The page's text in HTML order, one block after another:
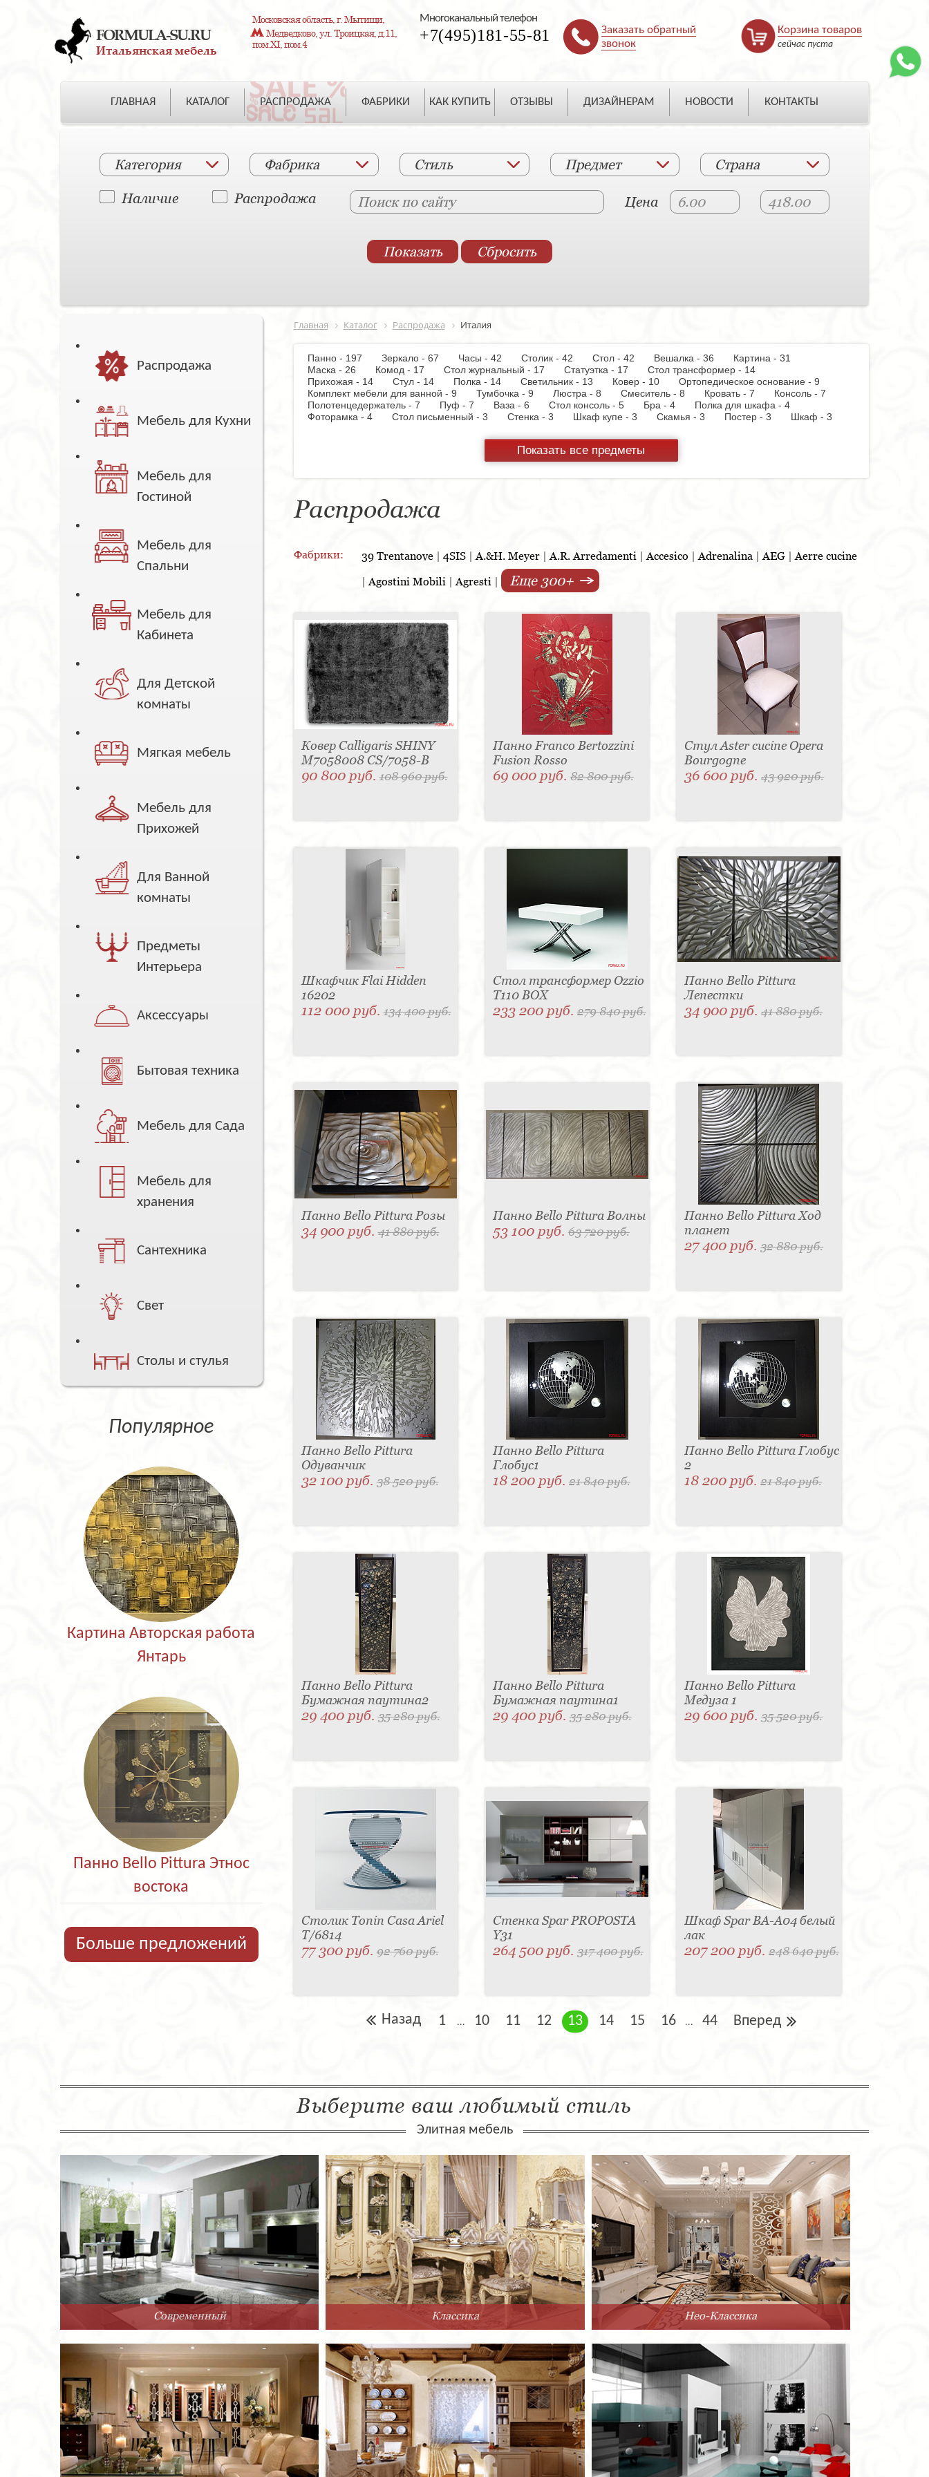
FORMULA-SU.RU
Итальянская мебель
Московская область, г. Мытищи,
Медведково, ул. Троицкая, д.11,
пом.XI, пом.4
Многоканальный телефон
+7(495)181-55-81
Заказать обратный
звонок
Корзина товаров
сейчас пуста
ГЛАВНАЯ КАТАЛОГ РАСПРОДАЖА ФАБРИКИ КАК КУПИТЬ ОТЗЫВЫ ДИЗАЙНЕРАМ НОВОСТИ КОНТАКТЫ
Категория Фабрика Стиль Предмет Страна
Наличие Распродажа Цена
Распродажа
Мебель для Кухни
Мебель для
Гостиной
Мебель для
Спальни
Мебель для
Кабинета
Для Детской
комнаты
Мягкая мебель
Мебель для
Прихожей
Для Ванной
комнаты
Предметы
Интерьера
Аксессуары
Бытовая техника
Мебель для Сада
Мебель для
хранения
Сантехника
Свет
Столы и стулья
Популярное
Картина Авторская работа
Янтарь
Панно Bello Pittura Этнос
востока
Больше предложений
Главная Каталог Распродажа Италия
Панно - 197 Зеркало - 67 Часы - 42 Столик - 42 Стол - 42 Вешалка - 36
Картина - 31
Маска - 26
Комод - 17 Стол журнальный - 17 Статуэтка - 17
Стол трансформер - 14
Прихожая - 14
Стул - 14 Полка - 14 Светильник - 13 Ковер - 10
Ортопедическое основание - 9
Комплект мебели для ванной - 9
Тумбочка - 9 Люстра - 8 Смеситель - 8 Кровать - 7
Консоль - 7
Полотенцедержатель - 7
Пуф - 7 Ваза - 6 Стол консоль - 5 Бра - 4
Полка для шкафа - 4
Фоторамка - 4
Стол письменный - 3 Стенка - 3 Шкаф купе - 3 Скамья - 3 Постер - 3
Шкаф - 3
Панель настенная для TV - 3Газетница - 2Стеллаж - 2
Предмет интерьера - 2Пантограф - 2
Стойка ресепшен - 1Варочная панель - 1Полотенцесушитель - 1
шкаф - 1
Копилка - 1Корзина - 1Держатель для обуви - 1 Бутылочница - 1Игрушка - 1
Бар - 1
Подсвечник - 1
Показать все предметы
Распродажа
Фабрики: 39 Trentanove| 4SIS| A.&H. Meyer| A.R. Arredamenti | Accesico | Adrenalina | AEG| Aerre cucine
| Agostini Mobili | Agresti | Еще 300+
Ковер Calligaris SHINY
M7058008 CS/7058-B
90 800 руб.108 960 руб.
Панно Franco Bertozzini
Fusion Rosso
69 000 руб. 82 800 руб.
Стул Aster cucine Opera
Bourgogne
36 600 руб.43 920 руб.
Шкафчик Flai Hidden
16202
112 000 руб.134 400 руб.
Стол трансформер Ozzio
T110 BOX
233 200 руб. 279 840 руб.
Панно Bello Pittura
Лепестки
34 900 руб.41 880 руб.
Панно Bello Pittura Розы
34 900 руб.41 880 руб.
Панно Bello Pittura Волны
53 100 руб. 63 720 руб.
Панно Bello Pittura Ход
планет
27 400 руб.32 880 руб.
Панно Bello Pittura
Одуванчик
32 100 руб.38 520 руб.
Панно Bello Pittura
Глобус1
18 200 руб. 21 840 руб.
Панно Bello Pittura Глобус
2
18 200 руб.21 840 руб.
Панно Bello Pittura
Бумажная паутина2
29 400 руб.35 280 руб.
Панно Bello Pittura
Бумажная паутина1
29 400 руб. 35 280 руб.
Панно Bello Pittura
Медуза 1
29 600 руб.35 520 руб.
Столик Tonin Casa Ariel
T/6814
77 300 руб.92 760 руб.
Стенка Spar PROPOSTA
Y31
264 500 руб. 317 400 руб.
Шкаф Spar BA-A04 белый
лак
207 200 руб.248 640 руб.
Назад 1 ... 10 11 12 13 14 15 16 ... 44 Вперед
Выберите ваш любимый стиль
Элитная мебель
Современный Классика Нео-Классика